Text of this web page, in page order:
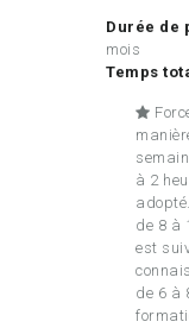
Durée de
mois
Temps
à 2
de 8 à
est
de 6 à